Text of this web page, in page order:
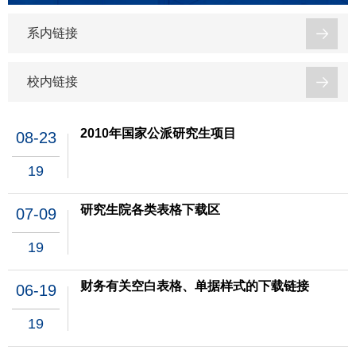
系内链接
校内链接
08-23
19
2010年国家公派研究生项目
07-09
19
研究生院各类表格下载区
06-19
19
财务有关空白表格、单据样式的下载链接